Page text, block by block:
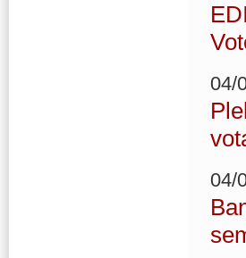
04/
04/